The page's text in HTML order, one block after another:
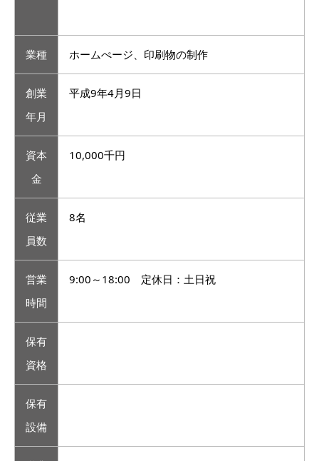
業種 ホームぺージ、印刷物の制作
創業
年月
平成9年4月9日
資本
金
10,000千円
従業
員数
8名
営業
時間
9:00～18:00 定休日：土日祝
保有
資格
保有
設備